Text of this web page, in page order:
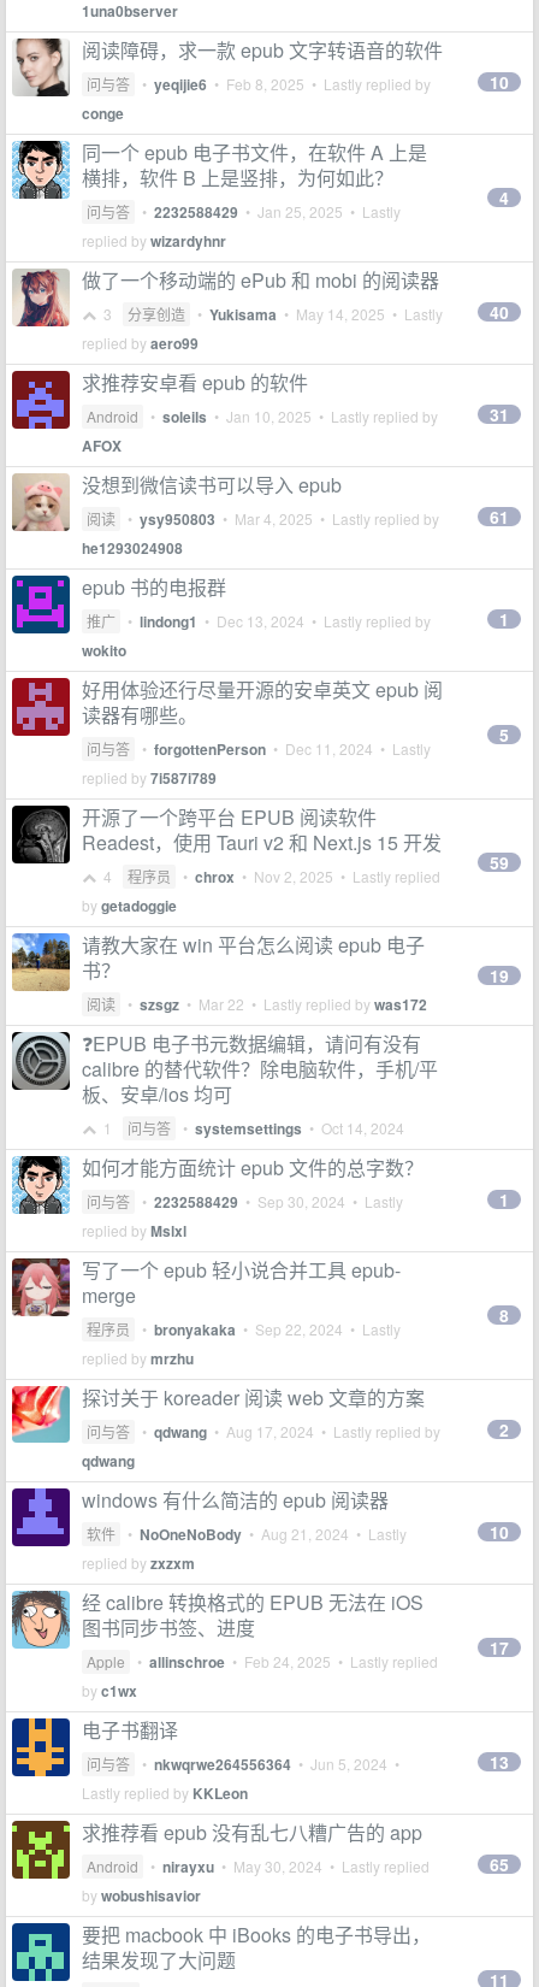
1una0bserver
阅读障碍，求一款 epub 文字转语音的软件
问与答 • yeqijie6 • Feb 8, 2025 • Lastly replied by
conge
10
同一个 epub 电子书文件，在软件 A 上是
横排，软件 B 上是竖排，为何如此？
问与答 • 2232588429 • Jan 25, 2025 • Lastly
replied bywizardyhnr
4
做了一个移动端的 ePub 和 mobi 的阅读器
3 分享创造 • Yukisama • May 14, 2025 • Lastly
replied byaero99
40
求推荐安卓看 epub 的软件
Android • soleils • Jan 10, 2025 • Lastly replied by
AFOX
31
没想到微信读书可以导入 epub
阅读 • ysy950803 • Mar 4, 2025 • Lastly replied by
he1293024908
61
epub 书的电报群
推广 • lindong1 • Dec 13, 2024 • Lastly replied by
wokito
1
好用体验还行尽量开源的安卓英文 epub 阅
读器有哪些。
问与答 • forgottenPerson • Dec 11, 2024 • Lastly
replied by7i587i789
5
开源了一个跨平台 EPUB 阅读软件
Readest，使用 Tauri v2 和 Next.js 15 开发
4 程序员 • chrox • Nov 2, 2025 • Lastly replied
bygetadoggie
59
请教大家在 win 平台怎么阅读 epub 电子
书？
阅读 • szsgz • Mar 22 • Lastly replied bywas172
19
❓EPUB 电子书元数据编辑，请问有没有
calibre 的替代软件？除电脑软件，手机/平
板、安卓/ios 均可
1 问与答 • systemsettings • Oct 14, 2024
如何才能方面统计 epub 文件的总字数？
问与答 • 2232588429 • Sep 30, 2024 • Lastly
replied byMslxl
1
写了一个 epub 轻小说合并工具 epub-
merge
程序员 • bronyakaka • Sep 22, 2024 • Lastly
replied bymrzhu
8
探讨关于 koreader 阅读 web 文章的方案
问与答 • qdwang • Aug 17, 2024 • Lastly replied by
qdwang
2
windows 有什么简洁的 epub 阅读器
软件 • NoOneNoBody • Aug 21, 2024 • Lastly
replied byzxzxm
10
经 calibre 转换格式的 EPUB 无法在 iOS
图书同步书签、进度
Apple • allinschroe • Feb 24, 2025 • Lastly replied
byc1wx
17
电子书翻译
问与答 • nkwqrwe264556364 • Jun 5, 2024 •
Lastly replied by KKLeon
13
求推荐看 epub 没有乱七八糟广告的 app
Android • nirayxu • May 30, 2024 • Lastly replied
bywobushisavior
65
要把 macbook 中 iBooks 的电子书导出，
结果发现了大问题
11